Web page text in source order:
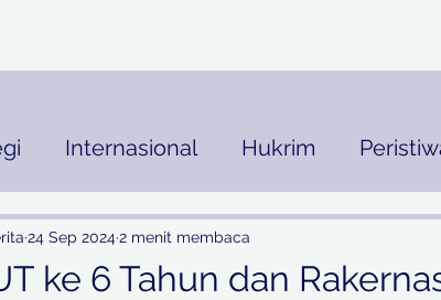
Internasional Hukrim
Ekbis Opini
ke 6 Tahun dan
24 Sep 20242 menit membaca